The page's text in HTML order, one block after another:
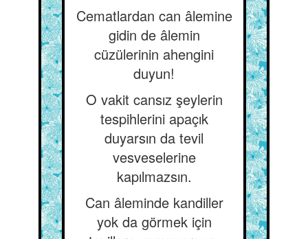
Cematlardan can âlemine
gidin de âlemin
cüzülerinin ahengini
duyun!
O vakit cansız şeylerin
tespihlerini apaçık
duyarsın da tevil
vesveselerine
kapılmazsın.
Can âleminde kandiller
yok da görmek için